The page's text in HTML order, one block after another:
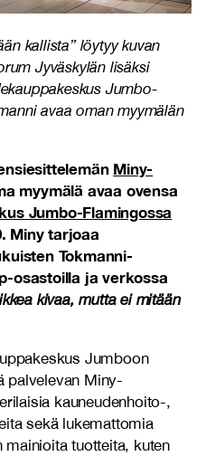
kallista” löytyy kuvan
Jyväskylän lisäksi
Jumbo-
avaa oman myymälän
Miny-
myymälä avaa ovensa
Jumbo-Flamingossa
Miny tarjoaa
Tokmanni-
osastoilla ja verkossa
kivaa, mutta ei mitään
Jumboon
palvelevan Miny-
kauneudenhoito-,
sekä lukemattomia
mainioita tuotteita, kuten